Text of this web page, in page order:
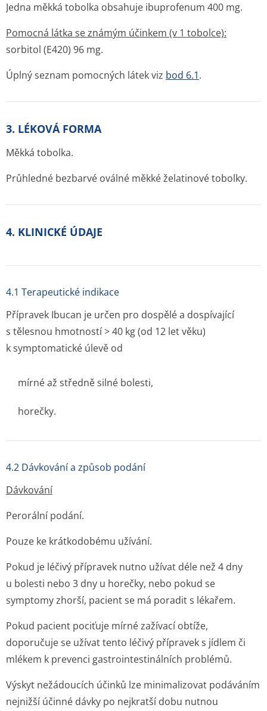
Jedna měkká tobolka obsahuje ibuprofenum 400 mg.
Pomocná látka se známým účinkem (v 1 tobolce):
sorbitol (E420) 96 mg.
Úplný seznam pomocných látek viz bod 6.1.
3. LÉKOVÁ FORMA
Měkká tobolka.
Průhledné bezbarvé oválné měkké želatinové tobolky.
4. KLINICKÉ ÚDAJE
4.1 Terapeutické indikace
Přípravek Ibucan je určen pro dospělé a dospívající
s tělesnou hmotností > 40 kg (od 12 let věku)
k symptomatické úlevě od
mírné až středně silné bolesti,
horečky.
4.2 Dávkování a způsob podání
Dávkování
Perorální podání.
Pouze ke krátkodobému užívání.
Pokud je léčivý přípravek nutno užívat déle než 4 dny
u bolesti nebo 3 dny u horečky, nebo pokud se
symptomy zhorší, pacient se má poradit s lékařem.
Pokud pacient pociťuje mírné zažívací obtíže,
doporučuje se užívat tento léčivý přípravek s jídlem či
mlékem k prevenci gastrointesti­nálních problémů.
Výskyt nežádoucích účinků lze minimalizovat podáváním
nejnižší účinné dávky po nejkratší dobu nutnou